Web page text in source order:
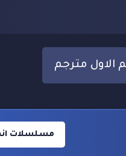
مسلسلات